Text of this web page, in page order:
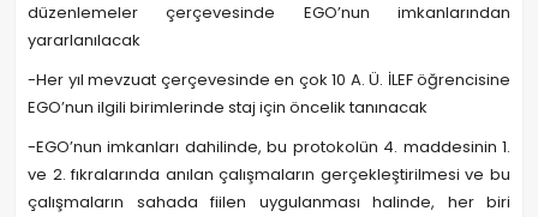
düzenlemeler çerçevesinde EGO’nun imkanlarından
yararlanılacak
-Her yıl mevzuat çerçevesinde en çok 10 A. Ü. İLEF öğrencisine
EGO’nun ilgili birimlerinde staj için öncelik tanınacak
-EGO’nun imkanları dahilinde, bu protokolün 4. maddesinin 1.
ve 2. fıkralarında anılan çalışmaların gerçekleştirilmesi ve bu
çalışmaların sahada fiilen uygulanması halinde, her biri